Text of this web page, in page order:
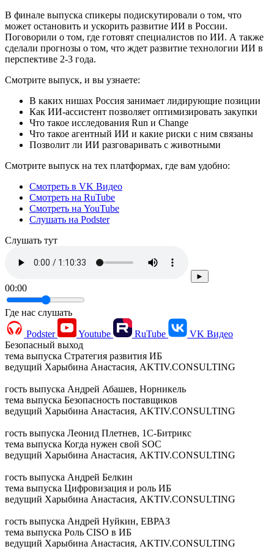
В финале выпуска спикеры подискутировали о том, что
может остановить и ускорить развитие ИИ в России.
Поговорили о том, где готовят специалистов по ИИ. А также
сделали прогнозы о том, что ждет развитие технологии ИИ в
перспективе 2-3 года.
Смотрите выпуск, и вы узнаете:
В каких нишах Россия занимает лидирующие позиции
Как ИИ-ассистент позволяет оптимизировать закупки
Что такое исследования Run и Change
Что такое агентный ИИ и какие риски с ним связаны
Позволит ли ИИ разговаривать с животными
Смотрите выпуск на тех платформах, где вам удобно:
Смотреть в VK Видео
Смотреть на RuTube
Смотреть на YouTube
Слушать на Podster
Cлушать тут
►
00:00
Где нас слушать
Podster Youtube RuTube
VK Видео
Безопасный выход
тема выпуска Стратегия развития ИБ
ведущий Харыбина Анастасия, AKTIV.CONSULTING
гость выпуска Андрей Абашев, Норникель
тема выпуска Безопасность поставщиков
ведущий Харыбина Анастасия, AKTIV.CONSULTING
гость выпуска Леонид Плетнев, 1С-Битрикс
тема выпуска Когда нужен свой SOC
ведущий Харыбина Анастасия, AKTIV.CONSULTING
гость выпуска Андрей Белкин
тема выпуска Цифровизация и роль ИБ
ведущий Харыбина Анастасия, AKTIV.CONSULTING
гость выпуска Андрей Нуйкин, ЕВРАЗ
тема выпуска Роль CISO в ИБ
ведущий Харыбина Анастасия, AKTIV.CONSULTING